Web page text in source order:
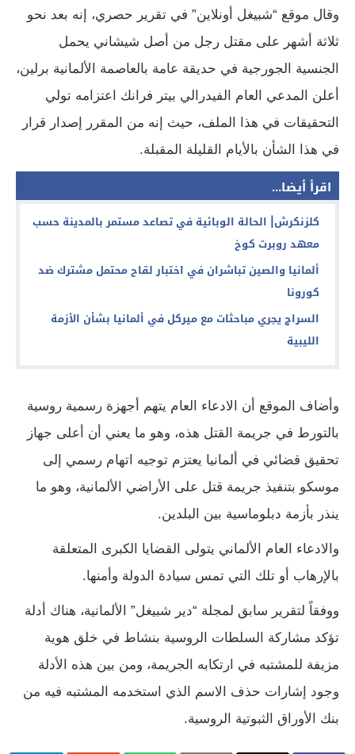
وقال موقع “شبيغل أونلاين” في تقرير حصري، إنه بعد نحو
ثلاثة أشهر على مقتل رجل من أصل شيشاني يحمل
الجنسية الجورجية في حديقة عامة بالعاصمة الألمانية برلين،
أعلن المدعي العام الفيدرالي بيتر فرانك اعتزامه تولي
التحقيقات في هذا الملف، حيث إنه من المقرر إصدار قرار
في هذا الشأن بالأيام القليلة المقبلة.
اقرأ أيضا...
كلزنكرش| الحالة الوبائية في تصاعد مستمر بالمدينة حسب
معهد روبرت كوخ
ألمانيا والصين تباشران في اختبار لقاح محتمل مشترك ضد
كورونا
السراج يجري مباحثات مع ميركل في ألمانيا بشأن الأزمة
الليبية
وأضاف الموقع أن الادعاء العام يتهم أجهزة رسمية روسية
بالتورط في جريمة القتل هذه، وهو ما يعني أن أعلى جهاز
تحقيق قضائي في ألمانيا يعتزم توجيه اتهام رسمي إلى
موسكو بتنفيذ جريمة قتل على الأراضي الألمانية، وهو ما
ينذر بأزمة دبلوماسية بين البلدين.
والادعاء العام الألماني يتولى القضايا الكبرى المتعلقة
بالإرهاب أو تلك التي تمس سيادة الدولة وأمنها.
ووفقاً لتقرير سابق لمجلة “دير شبيغل” الألمانية، هناك أدلة
تؤكد مشاركة السلطات الروسية بنشاط في خلق هوية
مزيفة للمشتبه في ارتكابه الجريمة، ومن بين هذه الأدلة
وجود إشارات حذف الاسم الذي استخدمه المشتبه فيه من
بنك الأوراق الثبوتية الروسية.